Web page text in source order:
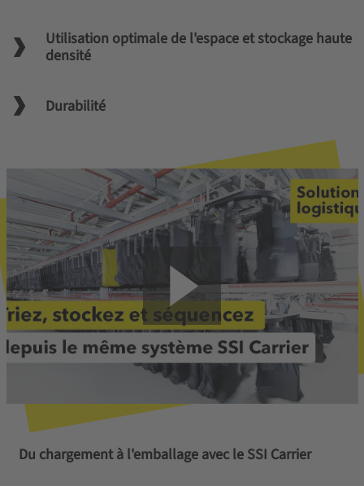
Utilisation optimale de l'espace et stockage haute
densité
Durabilité
Du chargement à l'emballage avec le SSI Carrier